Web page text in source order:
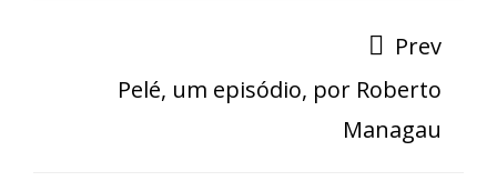
Prev
Pelé, um episódio, por Roberto
Managau